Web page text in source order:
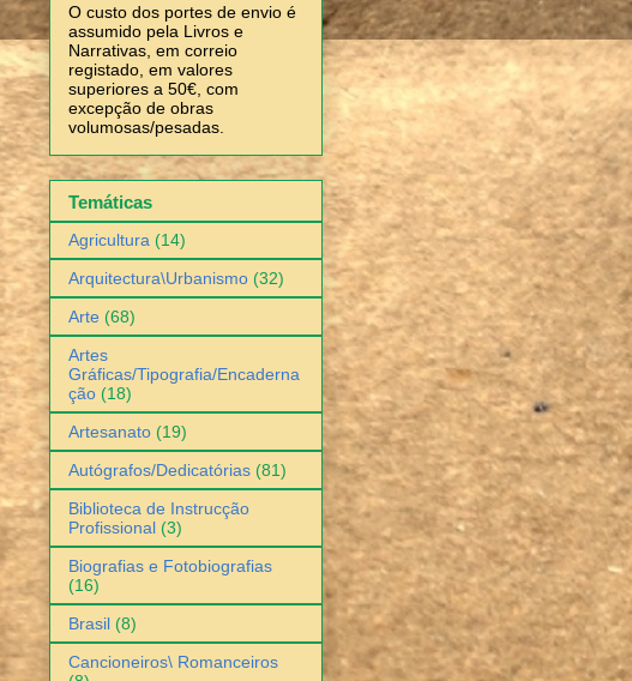
O custo dos portes de envio é
assumido pela Livros e
Narrativas, em correio
registado, em valores
superiores a 50€, com
excepção de obras
volumosas/pesadas.
Temáticas
Agricultura (14)
Arquitectura\Urbanismo (32)
Arte (68)
Artes
Gráficas/Tipografia/Encaderna
ção (18)
Artesanato (19)
Autógrafos/Dedicatórias (81)
Biblioteca de Instrucção
Profissional (3)
Biografias e Fotobiografias
(16)
Brasil (8)
Cancioneiros\ Romanceiros